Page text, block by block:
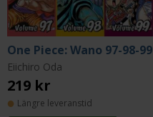
One Piece: Wano 97-98-99
Eiichiro Oda
219 kr
Längre leveranstid